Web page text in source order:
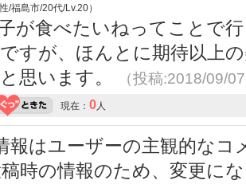
/福島市/20代/Lv.20）
が食べたいねってことで
すが、ほんとに期待以上
思います。
（投稿:2018/09/
現在： 0人
はユーザーの主観的なコ
時の情報のため、変更に